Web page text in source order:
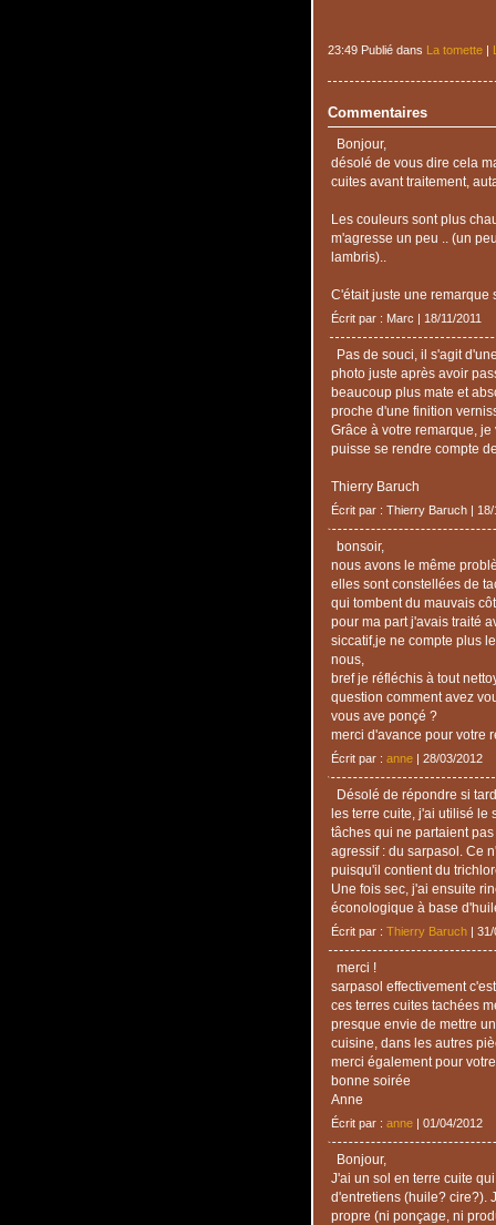
23:49 Publié dans La tomette|
Commentaires
Bonjour,
désolé de vous dire cela
cuites avant traitement,
Les couleurs sont plus
m'agresse un peu .. (un
lambris)..
C'était juste une remarque
Écrit par : Marc | 18/11/2011
Pas de souci, il s'agit
photo juste après avoir
beaucoup plus mate et
proche d'une finition
Grâce à votre remarque,
puisse se rendre compte
Thierry Baruch
Écrit par : Thierry Baruch | 18/
bonsoir,
nous avons le même
elles sont constellées de
qui tombent du mauvais
pour ma part j'avais traité
siccatif,je ne compte plus
nous,
bref je réfléchis à tout
question comment avez
vous ave ponçé ?
merci d'avance pour votre
Écrit par : anne| 28/03/2012
Désolé de répondre si
les terre cuite, j'ai utilisé le
tâches qui ne partaient
agressif : du sarpasol. Ce
puisqu'il contient du
Une fois sec, j'ai ensuite
éconologique à base
Écrit par : Thierry Baruch| 31/
merci !
sarpasol effectivement
ces terres cuites tachées
presque envie de mettre
cuisine, dans les autres
merci également pour
bonne soirée
Anne
Écrit par : anne| 01/04/2012
Bonjour,
J'ai un sol en terre cuite
d'entretiens (huile? cire?).
propre (ni ponçage, ni